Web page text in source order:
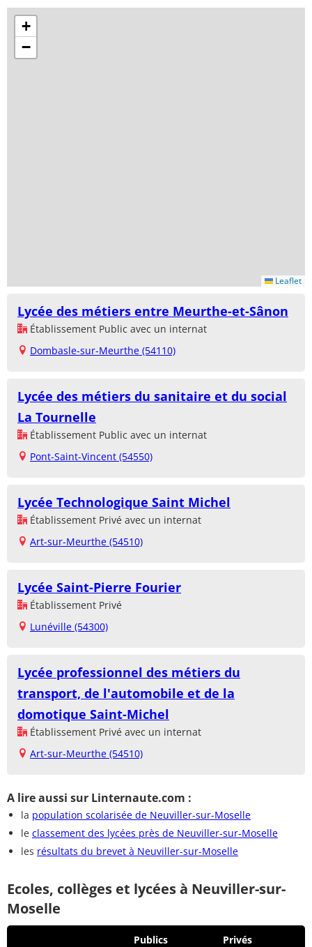
+
−
Leaflet
Lycée des métiers entre Meurthe-et-Sânon
Établissement Public avec un internat
Dombasle-sur-Meurthe (54110)
Lycée des métiers du sanitaire et du social
La Tournelle
Établissement Public avec un internat
Pont-Saint-Vincent (54550)
Lycée Technologique Saint Michel
Établissement Privé avec un internat
Art-sur-Meurthe (54510)
Lycée Saint-Pierre Fourier
Établissement Privé
Lunéville (54300)
Lycée professionnel des métiers du
transport, de l'automobile et de la
domotique Saint-Michel
Établissement Privé avec un internat
Art-sur-Meurthe (54510)
A lire aussi sur Linternaute.com :
la population scolarisée de Neuviller-sur-Moselle
le classement des lycées près de Neuviller-sur-Moselle
les résultats du brevet à Neuviller-sur-Moselle
Ecoles, collèges et lycées à Neuviller-sur-
Moselle
Publics Privés